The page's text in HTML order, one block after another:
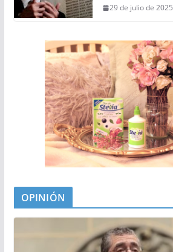
29 de julio de 2025
OPINIÓN